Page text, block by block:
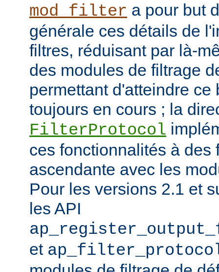
mod_filter a pour but
générale ces détails de
filtres, réduisant par là-
des modules de filtrage
permettant d'atteindre ce
toujours en cours ; la
FilterProtocol
ces fonctionnalités à des
ascendante avec les
Pour les versions 2.1 et
les API
et